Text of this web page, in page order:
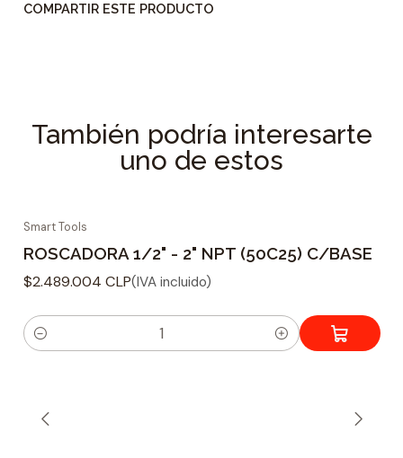
COMPARTIR ESTE PRODUCTO
También podría interesarte
uno de estos
Smart Tools
ROSCADORA 1/2" - 2" NPT (50C25) C/BASE
$2.489.004 CLP(IVA incluido)
C